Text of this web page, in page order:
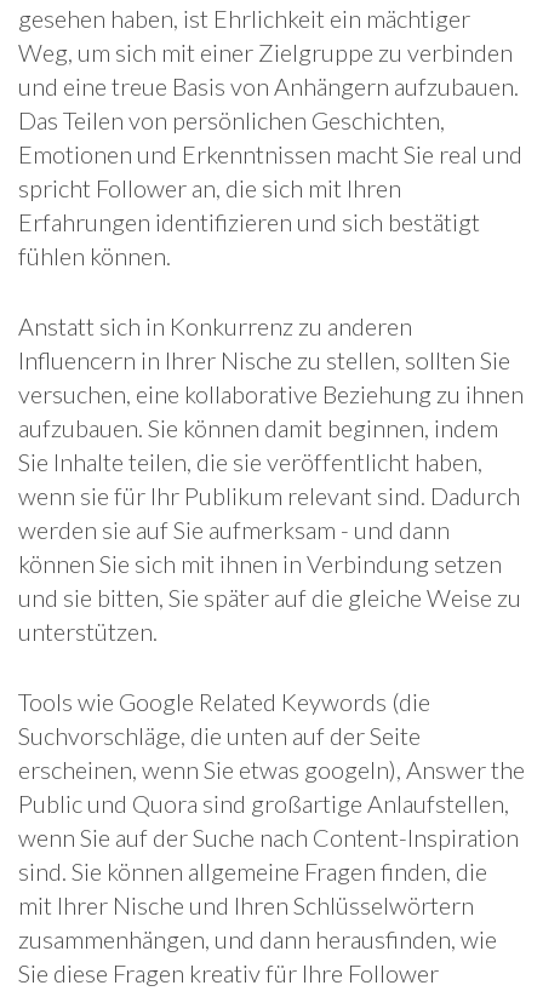
gesehen haben, ist Ehrlichkeit ein mächtiger
Weg, um sich mit einer Zielgruppe zu verbinden
und eine treue Basis von Anhängern aufzubauen.
Das Teilen von persönlichen Geschichten,
Emotionen und Erkenntnissen macht Sie real und
spricht Follower an, die sich mit Ihren
Erfahrungen identifizieren und sich bestätigt
fühlen können.
Anstatt sich in Konkurrenz zu anderen
Influencern in Ihrer Nische zu stellen, sollten Sie
versuchen, eine kollaborative Beziehung zu ihnen
aufzubauen. Sie können damit beginnen, indem
Sie Inhalte teilen, die sie veröffentlicht haben,
wenn sie für Ihr Publikum relevant sind. Dadurch
werden sie auf Sie aufmerksam - und dann
können Sie sich mit ihnen in Verbindung setzen
und sie bitten, Sie später auf die gleiche Weise zu
unterstützen.
Tools wie Google Related Keywords (die
Suchvorschläge, die unten auf der Seite
erscheinen, wenn Sie etwas googeln), Answer the
Public und Quora sind großartige Anlaufstellen,
wenn Sie auf der Suche nach Content-Inspiration
sind. Sie können allgemeine Fragen finden, die
mit Ihrer Nische und Ihren Schlüsselwörtern
zusammenhängen, und dann herausfinden, wie
Sie diese Fragen kreativ für Ihre Follower